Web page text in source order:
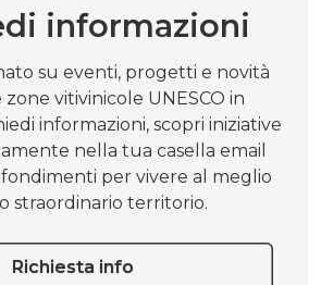
informazioni
su eventi, progetti e novità
zone vitivinicole UNESCO in
informazioni, scopri iniziative
nella tua casella email
per vivere al meglio
straordinario territorio.
Richiesta info